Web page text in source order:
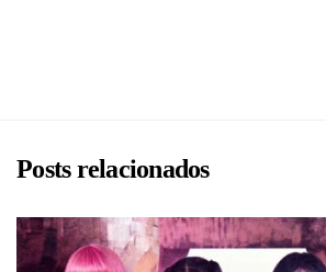
Posts relacionados